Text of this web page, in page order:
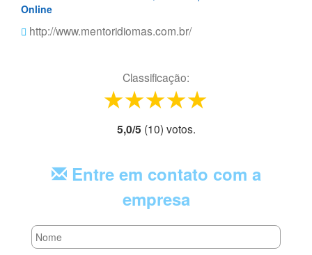
Online
http://www.mentoridiomas.com.br/
Classificação:
4 stars
3 stars
2 stars
1 star
5,0/5 (10) votos.
Entre em contato com a
empresa